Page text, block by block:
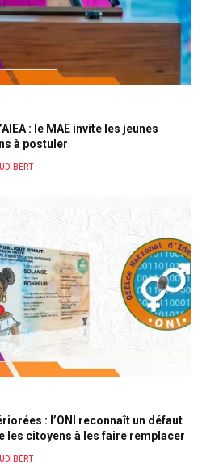
: le MAE invite les jeunes
à postuler
: l’ONI reconnaît un défaut
les citoyens à les faire remplacer